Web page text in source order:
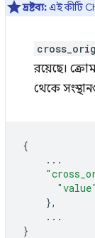
দ্রষ্টব্য:এই কীটি
রয়েছে। ক্রোম
থেকে
{
...
"value"
},
...
}